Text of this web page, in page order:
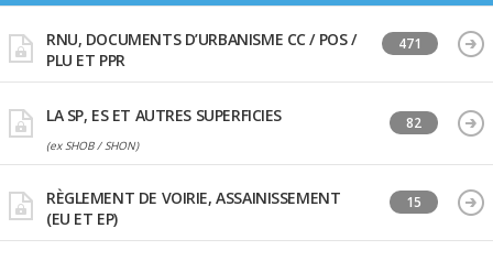
RNU, DOCUMENTS D’URBANISME CC / POS /
PLU ET PPR
471
LA SP, ES ET AUTRES SUPERFICIES
(ex SHOB / SHON)
82
RÈGLEMENT DE VOIRIE, ASSAINISSEMENT
(EU ET EP)
15